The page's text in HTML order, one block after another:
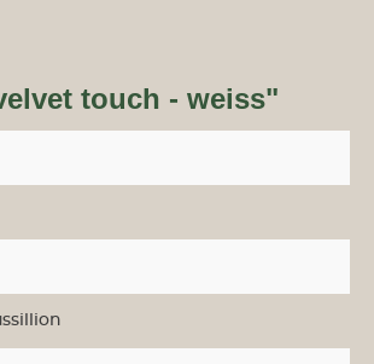
touch - weiss"